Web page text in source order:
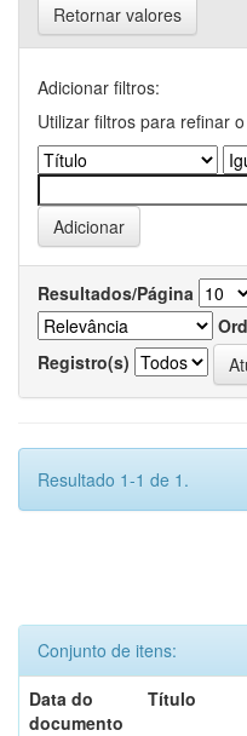
Retornar valores
Adicionar filtros:
Utilizar filtros para refinar
Resultados/Página
Registro(s)
Resultado 1-1 de 1.
Conjunto de itens:
Data do
documento
Título